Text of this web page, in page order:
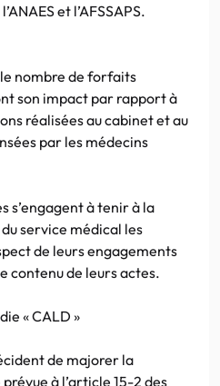
et l’AFSSAPS.
nombre de forfaits
son impact par rapport à
réalisées au cabinet et au
par les médecins
s’engagent à tenir à la
service médical les
de leurs engagements
contenu de leurs actes.
« CALD »
de majorer la
à l’article 15-2 des